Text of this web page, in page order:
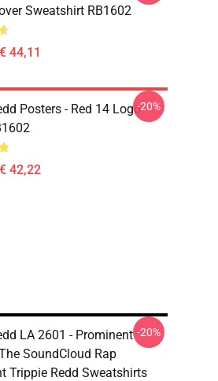
Sweatshirt RB1602
44,11
Posters - Red 14 Logo
42,22
-20%
LA 2601 - Prominent
SoundCloud Rap
Trippie Redd Sweatshirts
-20%